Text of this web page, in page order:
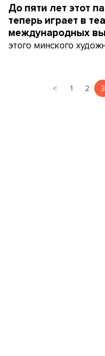
До пяти лет этот
теперь играет в
международных
этого минского
< 1 2 3